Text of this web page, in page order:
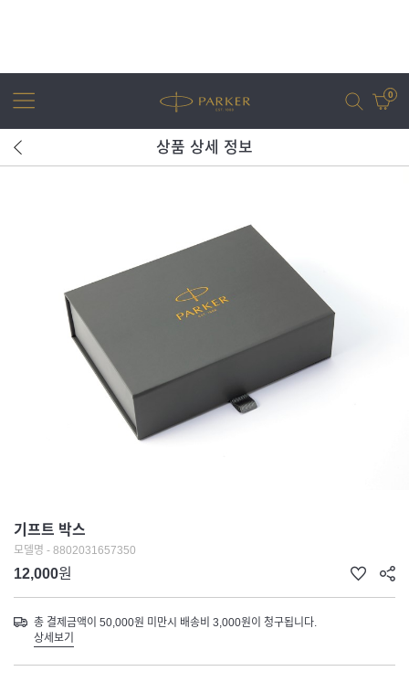
0
상품 상세 정보
기프트 박스
모델명 - 8802031657350
12,000원
총 결제금액이 50,000원 미만시 배송비 3,000원이 청구됩니다.
상세보기